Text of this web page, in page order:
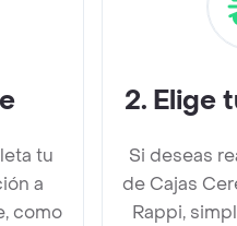
tu
a
como
2. Elige
Si deseas
de Cajas
Rappi,